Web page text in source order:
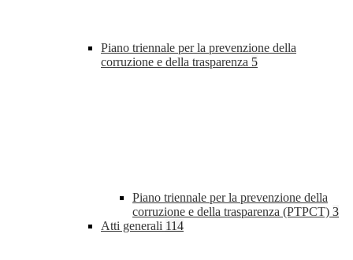
Piano triennale per la prevenzione della
corruzione e della trasparenza 5
Piano triennale per la prevenzione della
corruzione e della trasparenza (PTPCT) 3
Atti generali 114